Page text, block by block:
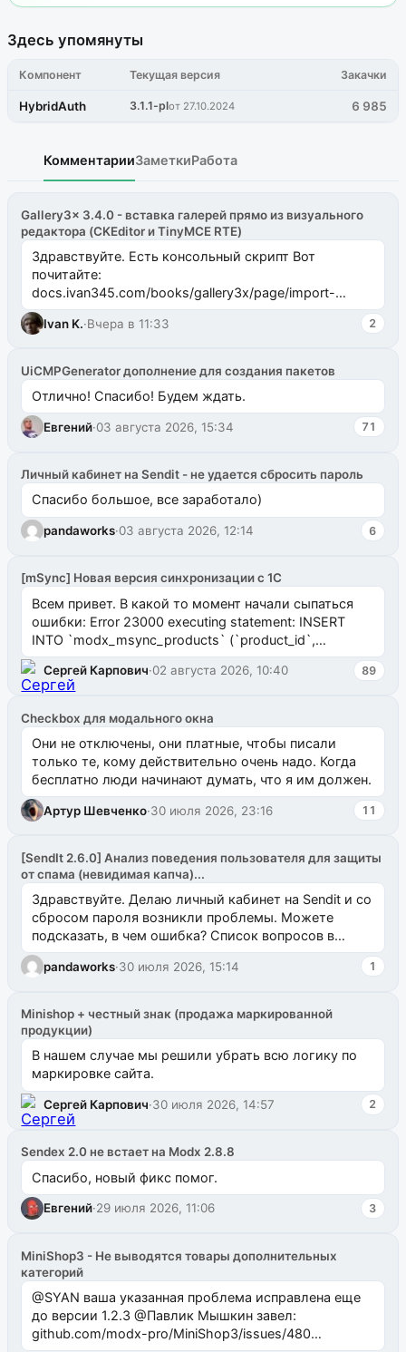
Здесь упомянуты
Компонент Текущая версия Закачки
HybridAuth 3.1.1-plот 27.10.2024 6 985
КомментарииЗаметкиРабота
Gallery3x 3.4.0 - вставка галерей прямо из визуального
редактора (CKEditor и TinyMCE RTE)
Здравствуйте. Есть консольный скрипт Вот
почитайте:
docs.ivan345.com/books/gallery3x/page/import-
ms2galleryphp
Ivan K.·Вчера в 11:33 2
UiCMPGenerator дополнение для создания пакетов
Отлично! Спасибо! Будем ждать.
Евгений·03 августа 2026, 15:34 71
Личный кабинет на Sendit - не удается сбросить пароль
Спасибо большое, все заработало)
pandaworks·03 августа 2026, 12:14 6
[mSync] Новая версия синхронизации с 1С
Всем привет. В какой то момент начали сыпаться
ошибки: Error 23000 executing statement: INSERT
INTO `modx_msync_products` (`product_id`,
`uuid_1c`) VALUES ...
Сергей Карпович·02 августа 2026, 10:40 89
Checkbox для модального окна
Они не отключены, они платные, чтобы писали
только те, кому действительно очень надо. Когда
бесплатно люди начинают думать, что я им должен.
Артур Шевченко·30 июля 2026, 23:16 11
[SendIt 2.6.0] Анализ поведения пользователя для защиты
от спама (невидимая капча)...
Здравствуйте. Делаю личный кабинет на Sendit и со
сбросом пароля возникли проблемы. Можете
подсказать, в чем ошибка? Список вопросов в
одноименном разделе на modx.pro пока пуст, и,...
pandaworks·30 июля 2026, 15:14 1
Minishop + честный знак (продажа маркированной
продукции)
В нашем случае мы решили убрать всю логику по
маркировке сайта.
Сергей Карпович·30 июля 2026, 14:57 2
Sendex 2.0 не встает на Modx 2.8.8
Спасибо, новый фикс помог.
Евгений·29 июля 2026, 11:06 3
MiniShop3 - Не выводятся товары дополнительных
категорий
@SYAN ваша указанная проблема исправлена еще
до версии 1.2.3 @Павлик Мышкин завел:
github.com/modx-pro/MiniShop3/issues/480